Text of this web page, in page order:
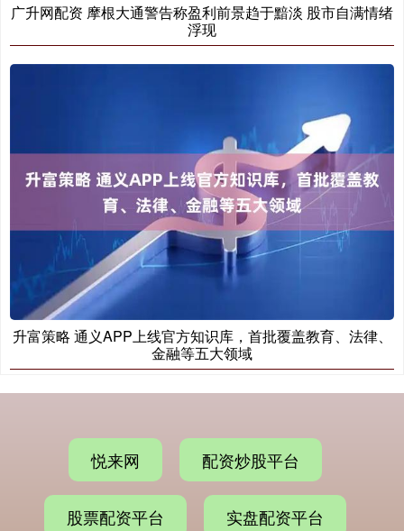
广升网配资 摩根大通警告称盈利前景趋于黯淡 股市自满情绪
浮现
升富策略 通义APP上线官方知识库，首批覆盖教育、法律、
金融等五大领域
悦来网 配资炒股平台
股票配资平台 实盘配资平台